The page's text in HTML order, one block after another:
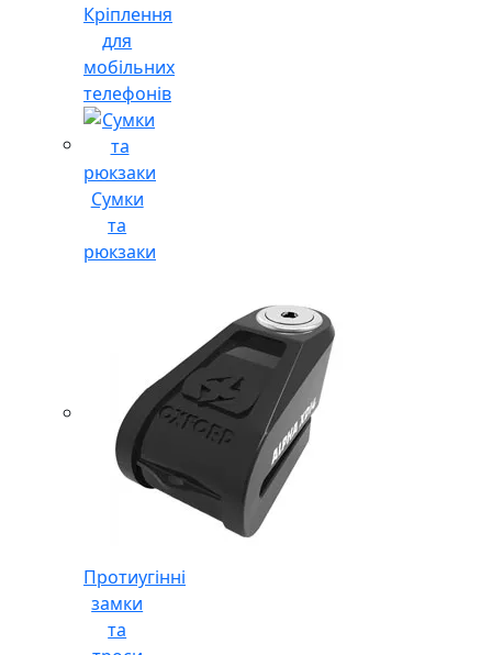
Кріплення
для
мобільних
телефонів
Сумки
та
рюкзаки
Протиугінні
замки
та